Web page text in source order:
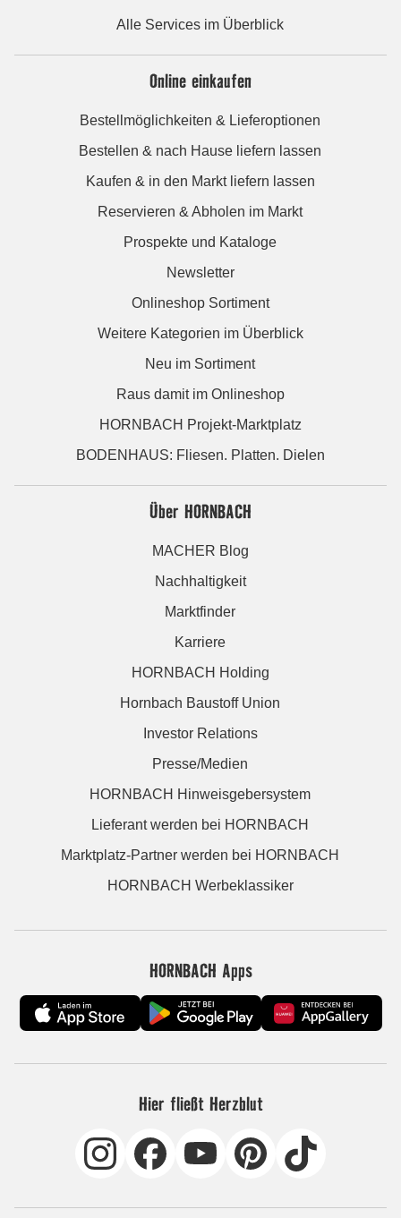
Alle Services im Überblick
Online einkaufen
Bestellmöglichkeiten & Lieferoptionen
Bestellen & nach Hause liefern lassen
Kaufen & in den Markt liefern lassen
Reservieren & Abholen im Markt
Prospekte und Kataloge
Newsletter
Onlineshop Sortiment
Weitere Kategorien im Überblick
Neu im Sortiment
Raus damit im Onlineshop
HORNBACH Projekt-Marktplatz
BODENHAUS: Fliesen. Platten. Dielen
Über HORNBACH
MACHER Blog
Nachhaltigkeit
Marktfinder
Karriere
HORNBACH Holding
Hornbach Baustoff Union
Investor Relations
Presse/Medien
HORNBACH Hinweisgebersystem
Lieferant werden bei HORNBACH
Marktplatz-Partner werden bei HORNBACH
HORNBACH Werbeklassiker
HORNBACH Apps
Hier fließt Herzblut